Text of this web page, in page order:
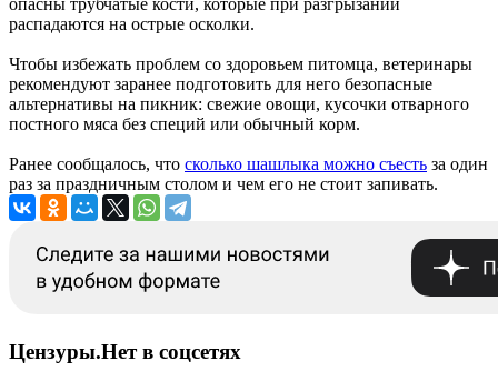
опасны трубчатые кости, которые при разгрызании
распадаются на острые осколки.
Чтобы избежать проблем со здоровьем питомца, ветеринары
рекомендуют заранее подготовить для него безопасные
альтернативы на пикник: свежие овощи, кусочки отварного
постного мяса без специй или обычный корм.
Ранее сообщалось, что сколько шашлыка можно съесть за один
раз за праздничным столом и чем его не стоит запивать.
Цензуры.Нет в соцсетях